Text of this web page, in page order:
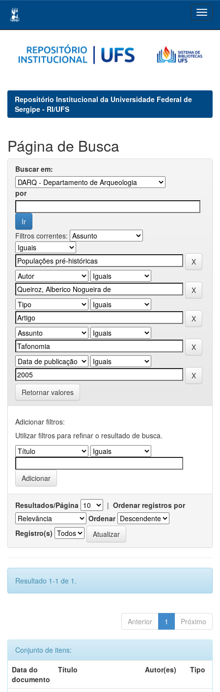
navigation
Repositório Institucional da Universidade Federal de
Sergipe - RI/UFS
Página de Busca
Buscar em:
por
Filtros correntes:
Retornar valores
Adicionar filtros:
Utilizar filtros para refinar o resultado de busca.
Resultados/Página | Ordenar registros por
Ordenar
Registro(s)
Resultado 1-1 de 1.
Anterior 1 Próximo
Conjunto de itens:
Data do
documento
Título Autor(es) Tipo